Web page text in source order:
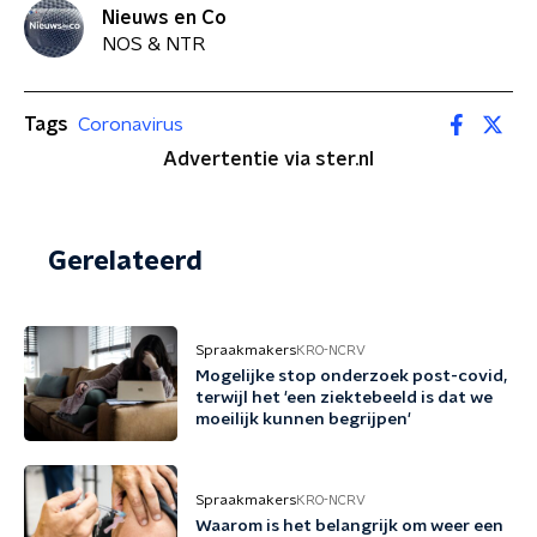
Nieuws en Co
NOS & NTR
Tags Coronavirus
Advertentie via ster.nl
Gerelateerd
SpraakmakersKRO-NCRV
Mogelijke stop onderzoek post-covid,
terwijl het 'een ziektebeeld is dat we
moeilijk kunnen begrijpen'
SpraakmakersKRO-NCRV
Waarom is het belangrijk om weer een